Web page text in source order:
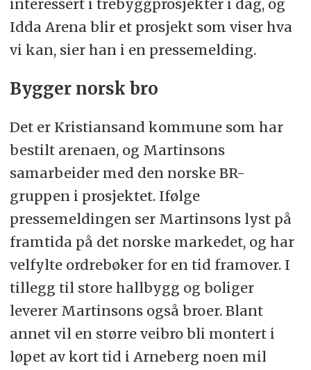
interessert i trebyggprosjekter i dag, og
Idda Arena blir et prosjekt som viser hva
vi kan, sier han i en pressemelding.
Bygger norsk bro
Det er Kristiansand kommune som har
bestilt arenaen, og Martinsons
samarbeider med den norske BR-
gruppen i prosjektet. Ifølge
pressemeldingen ser Martinsons lyst på
framtida på det norske markedet, og har
velfylte ordrebøker for en tid framover. I
tillegg til store hallbygg og boliger
leverer Martinsons også broer. Blant
annet vil en større veibro bli montert i
løpet av kort tid i Arneberg noen mil